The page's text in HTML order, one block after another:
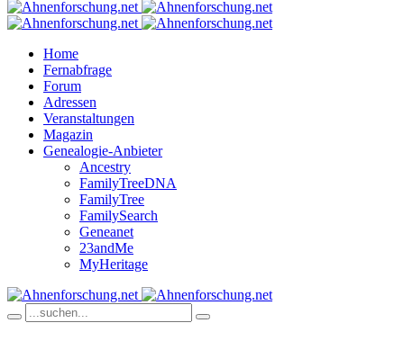
Home
Fernabfrage
Forum
Adressen
Veranstaltungen
Magazin
Genealogie-Anbieter
Ancestry
FamilyTreeDNA
FamilyTree
FamilySearch
Geneanet
23andMe
MyHeritage